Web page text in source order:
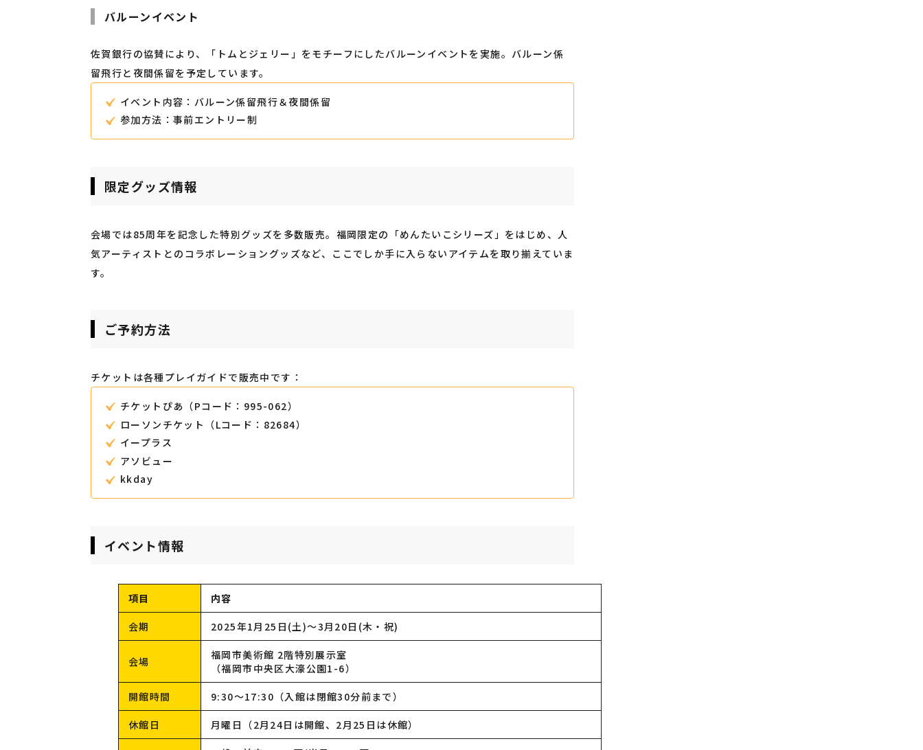
バルーンイベント
佐賀銀行の協賛により、「トムとジェリー」をモチーフにしたバルーンイベントを実施。バルーン係
留飛行と夜間係留を予定しています。
イベント内容：バルーン係留飛行＆夜間係留
参加方法：事前エントリー制
限定グッズ情報
会場では85周年を記念した特別グッズを多数販売。福岡限定の「めんたいこシリーズ」をはじめ、人
気アーティストとのコラボレーショングッズなど、ここでしか手に入らないアイテムを取り揃えていま
す。
ご予約方法
チケットは各種プレイガイドで販売中です：
チケットぴあ（Pコード：995-062）
ローソンチケット（Lコード：82684）
イープラス
アソビュー
kkday
イベント情報
項目 内容
会期 2025年1月25日(土)～3月20日(木・祝)
会場
福岡市美術館 2階特別展示室
（福岡市中央区大濠公園1-6）
開館時間 9:30～17:30（入館は閉館30分前まで）
休館日 月曜日（2月24日は開館、2月25日は休館）